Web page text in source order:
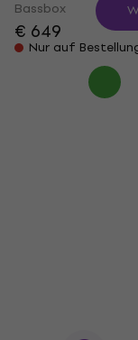
Bassbox
€ 649
Nur auf